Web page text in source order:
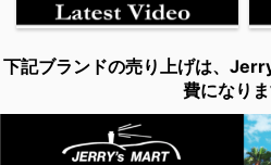
下記ブランドの売り上げは、
費になりま